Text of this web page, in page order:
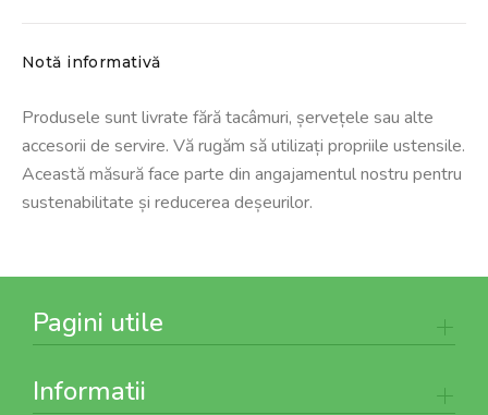
Notă informativă
Produsele sunt livrate fără tacâmuri, șervețele sau alte
accesorii de servire. Vă rugăm să utilizați propriile ustensile.
Această măsură face parte din angajamentul nostru pentru
sustenabilitate și reducerea deșeurilor.
Pagini utile
Informatii